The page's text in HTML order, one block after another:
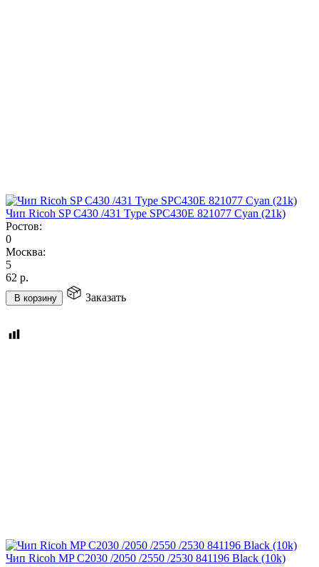
Чип Ricoh SP C430 /431 Type SPC430E 821077 Cyan (21k)
Ростов:
0
Москва:
5
62 р.
В корзину Заказать
Чип Ricoh MP C2030 /2050 /2550 /2530 841196 Black (10k)